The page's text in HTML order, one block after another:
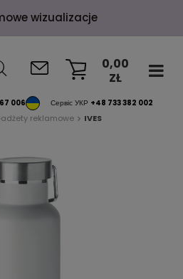
wizualizacje
006 Сервіс УКР +48 733 382 002
0,00
ZŁ
reklamowe IVES